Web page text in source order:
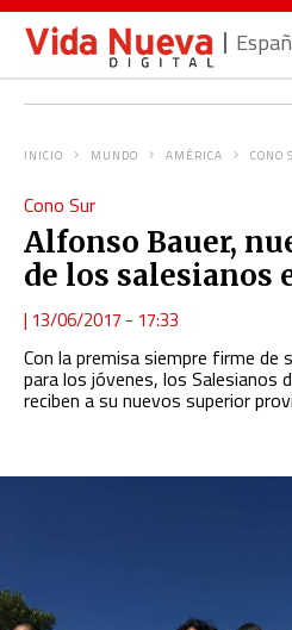
INICIO MUNDO AMÉRICA CONO
Cono Sur
Alfonso Bauer,
de los salesianos
| 13/06/2017 - 17:33
Con la premisa siempre firme de
para los jóvenes, los Salesianos
reciben a su nuevos superior